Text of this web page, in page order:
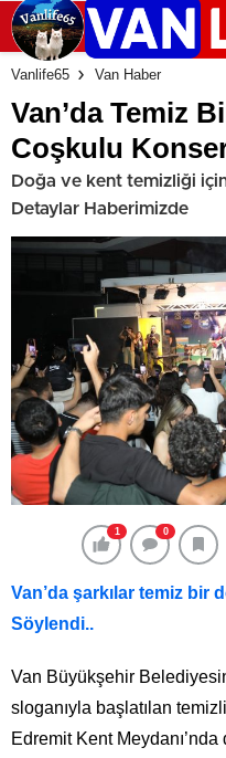
Vanlife65 Van Haber
Van’da Temiz
Coşkulu
Doğa ve kent temizliği
Detaylar Haberimizde
1 0
Van’da şarkılar temiz bir
Söylendi..
Van Büyükşehir
sloganıyla başlatılan
Edremit Kent